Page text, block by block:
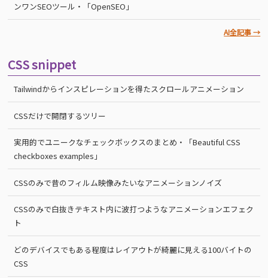
ンワンSEOツール・「OpenSEO」
AI全記事 →
CSS snippet
Tailwindからインスピレーションを得たスクロールアニメーション
CSSだけで開閉するツリー
実用的でユニークなチェックボックスのまとめ・「Beautiful CSS
checkboxes examples」
CSSのみで昔のフィルム映像みたいなアニメーションノイズ
CSSのみで白抜きテキスト内に波打つようなアニメーションエフェク
ト
どのデバイスでもある程度はレイアウトが綺麗に見える100バイトの
CSS